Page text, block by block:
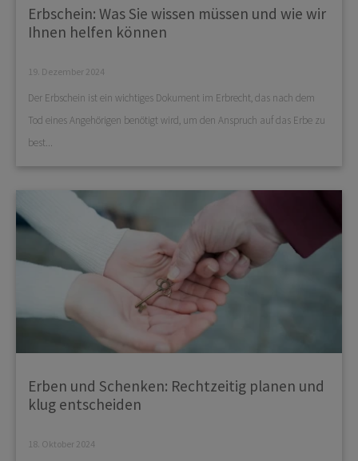
Erbschein: Was Sie wissen müssen und wie wir
Ihnen helfen können
19. Dezember 2024
Der Erbschein ist ein wichtiges Dokument im Erbrecht, das nach dem
Tod eines Angehörigen benötigt wird, um den Anspruch auf das Erbe zu
best...
Erben und Schenken: Rechtzeitig planen und
klug entscheiden
18. Oktober 2024